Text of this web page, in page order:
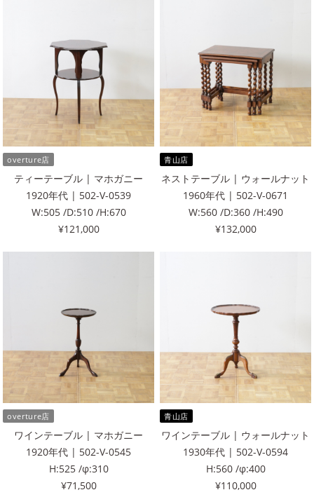
overture店
ティーテーブル | マホガニー
1920年代 | 502-V-0539
W:505 /D:510 /H:670
¥121,000
青山店
ネストテーブル | ウォールナット
1960年代 | 502-V-0671
W:560 /D:360 /H:490
¥132,000
overture店
ワインテーブル | マホガニー
1920年代 | 502-V-0545
H:525 /φ:310
¥71,500
青山店
ワインテーブル | ウォールナット
1930年代 | 502-V-0594
H:560 /φ:400
¥110,000